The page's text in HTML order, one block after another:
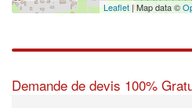
Leaflet | Map data ©
Demande de devis 100%